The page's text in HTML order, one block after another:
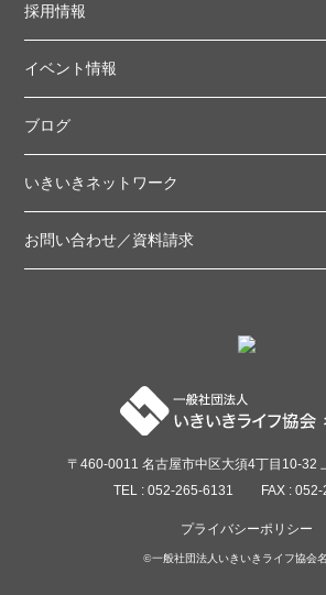
採用情報
イベント情報
ブログ
いきいきネットワーク
お問い合わせ／資料請求
〒460-0011 名古屋市中区大須4丁目10-32
TEL : 052-265-6131
FAX :
プライバシーポリシー
©一般社団法人いきいきライフ協会